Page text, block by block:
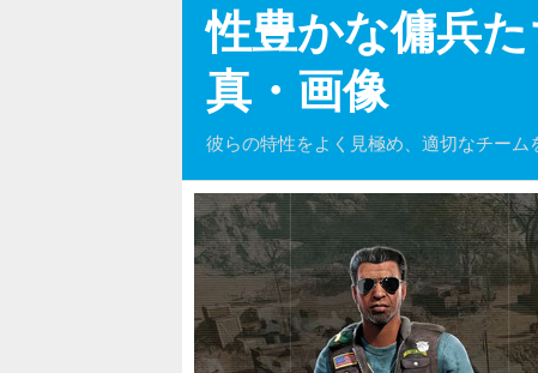
性豊かな傭兵
真・画像
彼らの特性をよく見極め、適切なチーム